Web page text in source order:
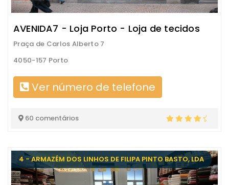
AVENIDA7 - Loja Porto - Loja de tecidos
Praça de Carlos Alberto 7
4050-157 Porto
Ver número de telefone
60 comentários
4 - ARMAZÉM DOS LINHOS DE FILIPA PINTO BASTO, LDA